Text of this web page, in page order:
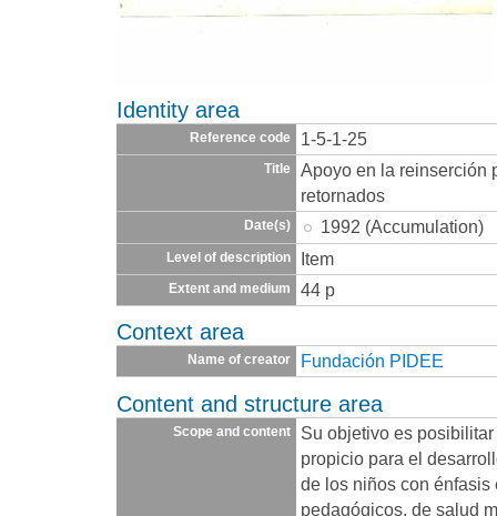
Identity area
Reference code 1-5-1-25
Title
Apoyo en la reinserción
retornados
Date(s) 1992 (Accumulation)
Level of description Item
Extent and medium 44 p
Context area
Name of creator Fundación PIDEE
Content and structure area
Scope and content
Su objetivo es
propicio para el
de los niños con énfasis
pedagógicos, de salud